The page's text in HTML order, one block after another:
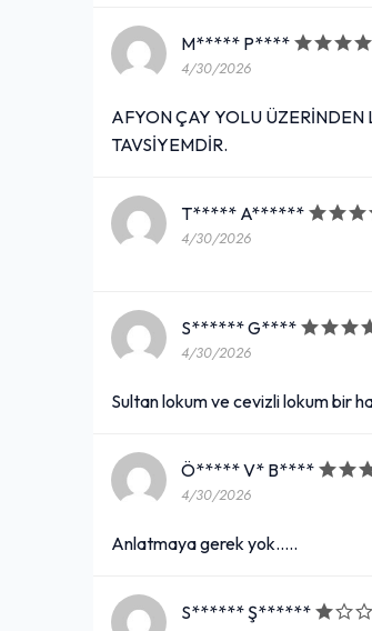
M***** P****
4/30/2026
AFYON ÇAY YOLU
TAVSİYEMDİR.
T***** A******
4/30/2026
S****** G****
4/30/2026
Sultan lokum ve cevizli lokum bir
Ö***** V* B****
4/30/2026
Anlatmaya gerek yok.....
S****** Ş******